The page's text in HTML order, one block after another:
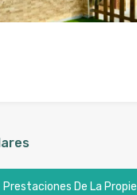
Prestaciones De La